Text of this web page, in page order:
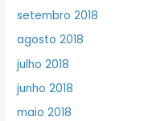
setembro 2018
agosto 2018
julho 2018
junho 2018
maio 2018